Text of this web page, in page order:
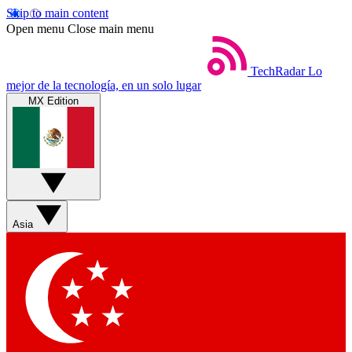
Skip to main content
Open menu Close main menu
TechRadar Lo
mejor de la tecnología, en un solo lugar
MX Edition
Asia